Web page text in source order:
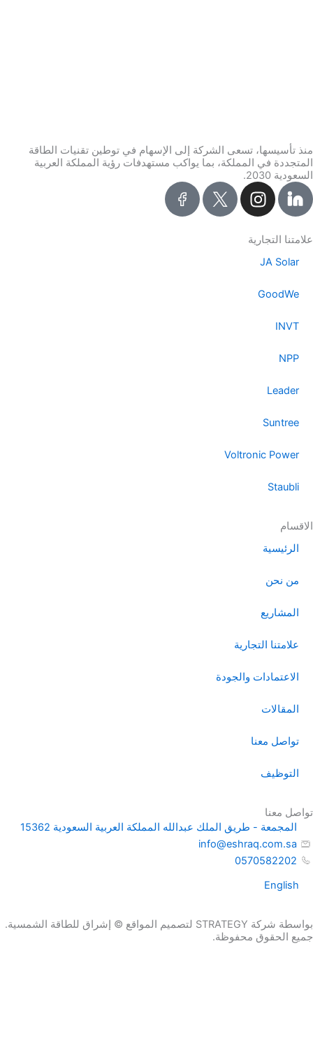
منذ تأسيسها، تسعى الشركة إلى الإسهام في توطين تقنيات الطاقة
المتجددة في المملكة، بما يواكب مستهدفات رؤية المملكة العربية
السعودية 2030.
I
n
t
r
علامتنا التجارية
JA Solar
GoodWe
INVT
NPP
Leader
Suntree
Voltronic Power
Staubli
الاقسام
الرئيسية
من نحن
المشاريع
علامتنا التجارية
الاعتمادات والجودة
المقالات
تواصل معنا
التوظيف
تواصل معنا
المجمعة - طريق الملك عبدالله المملكة العربية السعودية 15362
info@eshraq.com.sa
0570582202
English
بواسطة شركة STRATEGY لتصميم المواقع © إشراق للطاقة الشمسية.
جميع الحقوق محفوظة.